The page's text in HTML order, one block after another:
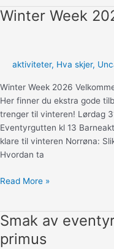
Winter Week
aktiviteter, Hva skjer,
Winter Week 2026
Her finner du ekstra gode
trenger til vinteren! Lørdag
Eventyrgutten kl 13
klare til vinteren Norrøna:
Hvordan ta
Winter
Read More »
Smak av
primus